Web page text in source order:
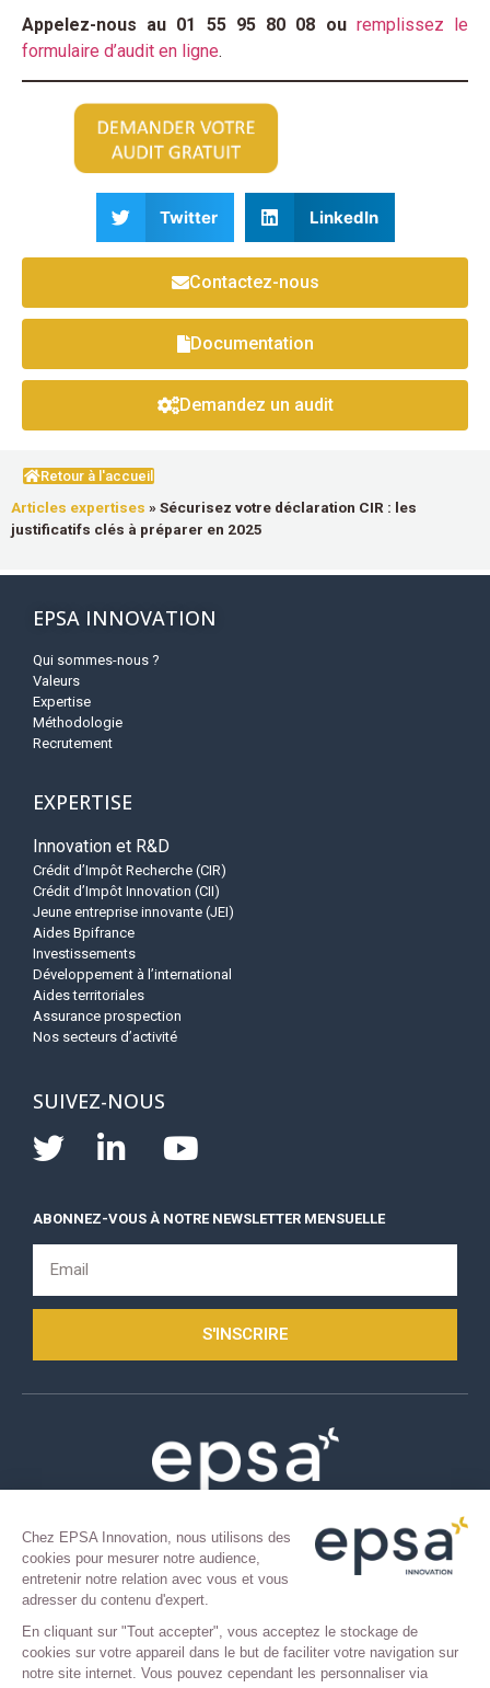
Chez EPSA Innovation, nous utilisons des
cookies pour mesurer notre audience,
entretenir notre relation avec vous et vous
adresser du contenu d'expert.
En cliquant sur "Tout accepter", vous acceptez le stockage de
cookies sur votre appareil dans le but de faciliter votre navigation sur
notre site internet. Vous pouvez cependant les personnaliser via
Appelez-nous au 01 55 95 80 08 ou remplissez le
formulaire d’audit en ligne.
Twitter LinkedIn
Contactez-nous
Documentation
Demandez un audit
Retour à l'accueil
Articles expertises »Sécurisez votre déclaration CIR : les
justificatifs clés à préparer en 2025
EPSA INNOVATION
Qui sommes-nous ?
Valeurs
Expertise
Méthodologie
Recrutement
EXPERTISE
Innovation et R&D
Crédit d’Impôt Recherche (CIR)
Crédit d’Impôt Innovation (CII)
Jeune entreprise innovante (JEI)
Aides Bpifrance
Investissements
Développement à l’international
Aides territoriales
Assurance prospection
Nos secteurs d’activité
SUIVEZ-NOUS
ABONNEZ-VOUS À NOTRE NEWSLETTER MENSUELLE
S'INSCRIRE
COPYRIGHT 2021 © TOUS DROITS RÉSERVÉS.
Mentions légales– Confidentialité